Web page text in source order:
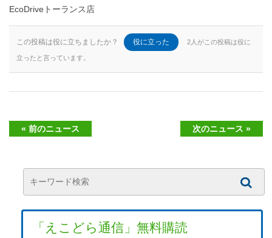
EcoDriveトーランス店
この投稿は役に立ちましたか？ 役に立った 2人がこの投稿は役に
立ったと言っています。
« 前のニュース 次のニュース »
「えこどら通信」無料購読